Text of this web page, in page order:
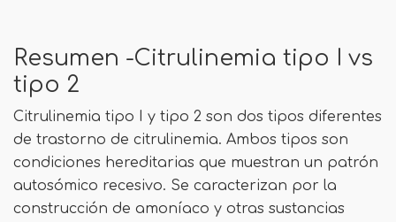
Resumen -Citrulinemia tipo I vs
tipo 2
Citrulinemia tipo I y tipo 2 son dos tipos diferentes
de trastorno de citrulinemia. Ambos tipos son
condiciones hereditarias que muestran un patrón
autosómico recesivo. Se caracterizan por la
construcción de amoníaco y otras sustancias